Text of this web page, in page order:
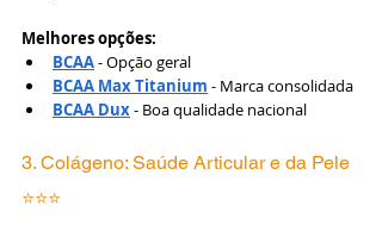
Melhores opções:
BCAA - Opção geral
BCAA Max Titanium - Marca consolidada
BCAA Dux - Boa qualidade nacional
3. Colágeno: Saúde Articular e da Pele
⭐⭐⭐